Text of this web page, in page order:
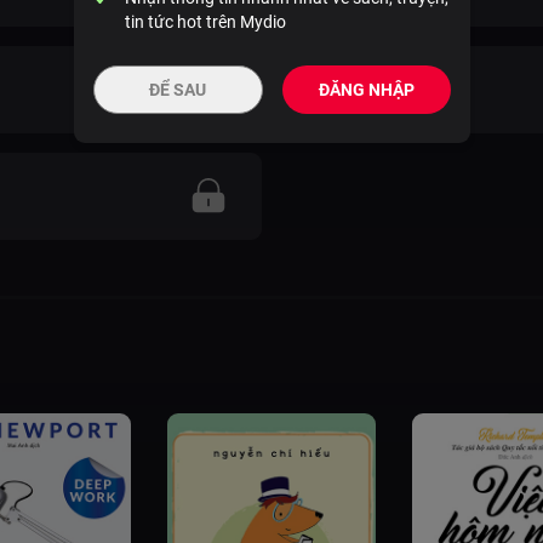
Về họa sĩ minh họa
tin tức hot trên Mydio
ĐỂ SAU ĐĂNG NHẬP